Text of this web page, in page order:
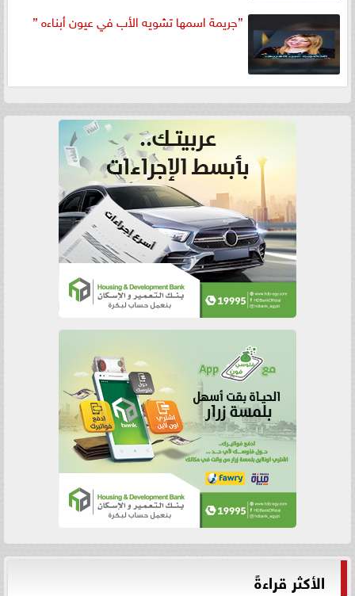
”جريمة اسمها تشويه الأب في عيون أبناءه ”
الأكثر قراءةً